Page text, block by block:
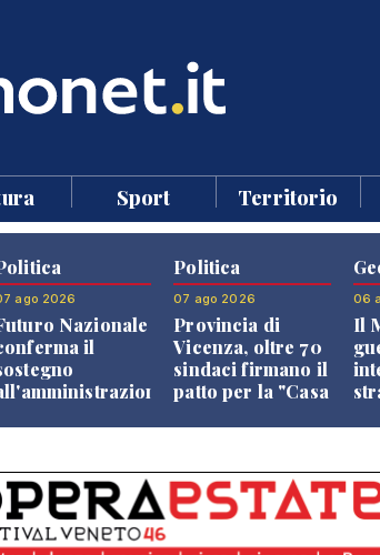
Sport Territorio
ago 2026
Nazionale
il
Politica
07 ago 2026
Provincia di
Vicenza, oltre 70
sindaci firmano il
patto per la "Casa
06
Il